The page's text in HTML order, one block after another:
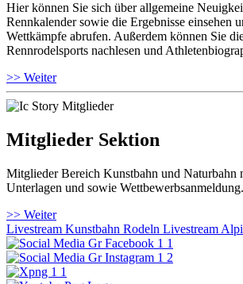
Hier können Sie sich über allgemeine
Rennkalender sowie die Ergebnisse einsehen
Wettkämpfe abrufen. Außerdem können Sie
Rennrodelsports nachlesen und
>> Weiter
Mitglieder Sektion
Mitglieder Bereich Kunstbahn und Naturbahn
Unterlagen und sowie Wettbewerbsanmeldung.
>> Weiter
Livestream Kunstbahn Rodeln Livestream